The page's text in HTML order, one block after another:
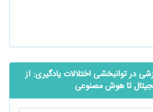
در توانبخشی اختلالات یادگیری: از
تا هوش مصنوعی